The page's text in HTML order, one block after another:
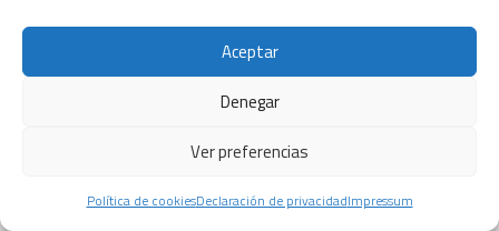
Aceptar
Denegar
Ver preferencias
Política de cookiesDeclaración de privacidadImpressum